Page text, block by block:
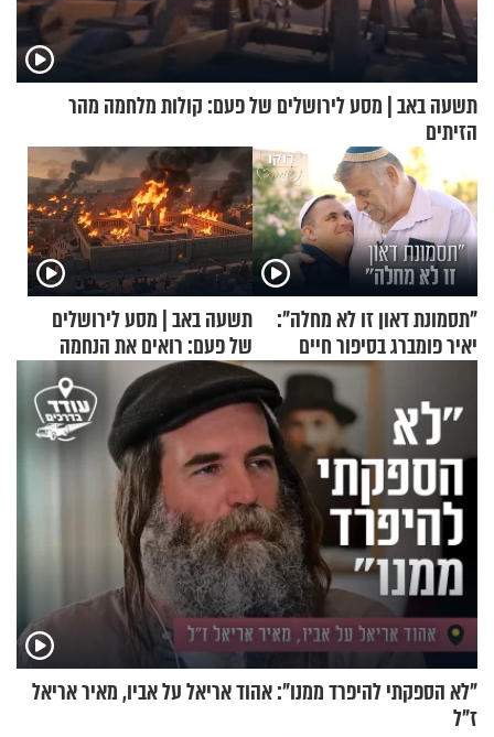
תשעה באב | מסע לירושלים של פעם: קולות מלחמה מהר
הזיתים
"תסמונת דאון זו לא מחלה":
יאיר פומברג בסיפור חיים
תשעה באב | מסע לירושלים
של פעם: רואים את הנחמה
"לא הספקתי להיפרד ממנו": אהוד אריאל על אביו, מאיר אריאל
ז"ל